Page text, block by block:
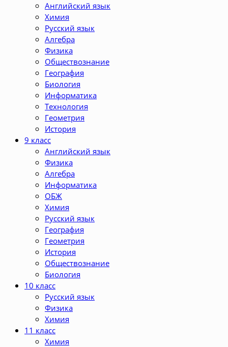
Английский язык
Химия
Русский язык
Алгебра
Физика
Обществознание
География
Биология
Информатика
Технология
Геометрия
История
9 класс
Английский язык
Физика
Алгебра
Информатика
ОБЖ
Химия
Русский язык
География
Геометрия
История
Обществознание
Биология
10 класс
Русский язык
Физика
Химия
11 класс
Химия